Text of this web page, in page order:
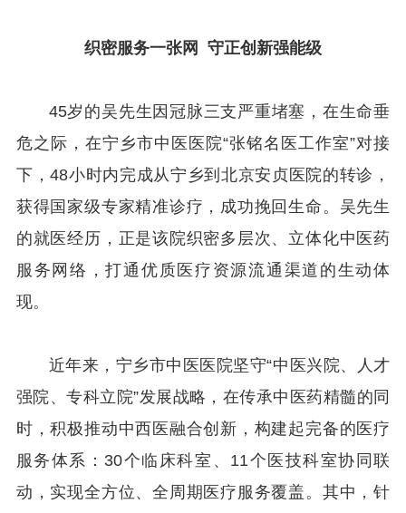
织密服务一张网 守正创新强能级
45岁的吴先生因冠脉三支严重堵塞，在生命垂
危之际，在宁乡市中医医院“张铭名医工作室”对接
下，48小时内完成从宁乡到北京安贞医院的转诊，
获得国家级专家精准诊疗，成功挽回生命。吴先生
的就医经历，正是该院织密多层次、立体化中医药
服务网络，打通优质医疗资源流通渠道的生动体
现。
近年来，宁乡市中医医院坚守“中医兴院、人才
强院、专科立院”发展战略，在传承中医药精髓的同
时，积极推动中西医融合创新，构建起完备的医疗
服务体系：30个临床科室、11个医技科室协同联
动，实现全方位、全周期医疗服务覆盖。其中，针